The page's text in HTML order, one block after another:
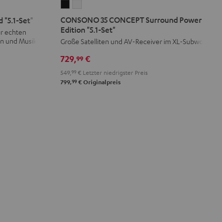
"5.1-Set"
echten
und Musik
35
CONCEPT
Surround
Edition
"5.1-
35
CONCEPT
Surround
Edition
"5.1-
Set"
CONSONO 35 CONCEPT Surround Power
Edition "5.1-Set"
Große Satelliten und AV-Receiver im XL-Subwoofer
729,99 €
549, 99 € Letzter niedrigster Preis
799,99 € Originalpreis